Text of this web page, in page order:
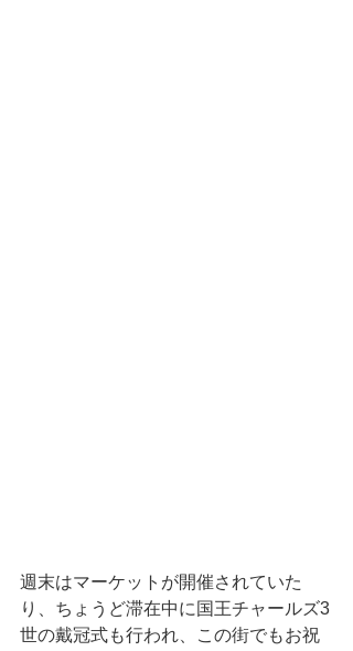
週末はマーケットが開催されていた
り、ちょうど滞在中に国王チャールズ3
世の戴冠式も行われ、この街でもお祝